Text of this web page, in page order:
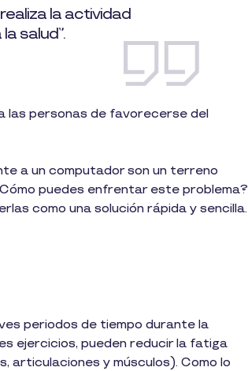
la actividad
salud”.
las personas de favorecerse del
a un computador son un terreno
puedes enfrentar este problema?
como una solución rápida y sencilla.
periodos de tiempo durante la
ejercicios, pueden reducir la fatiga
articulaciones y músculos). Como lo